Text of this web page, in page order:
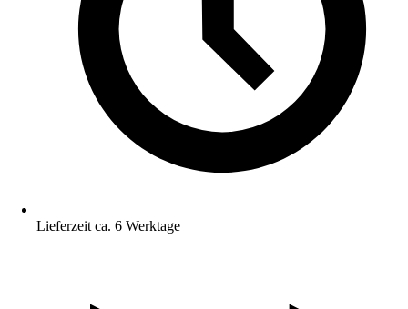
Lieferzeit ca. 6 Werktage